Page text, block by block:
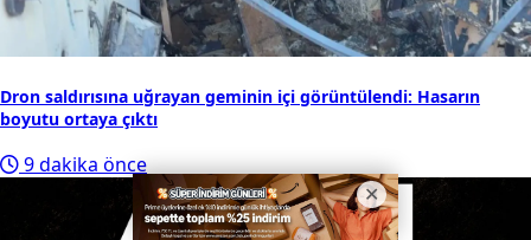
Dron saldırısına uğrayan geminin içi görüntülendi: Hasarın
boyutu ortaya çıktı
9 dakika önce